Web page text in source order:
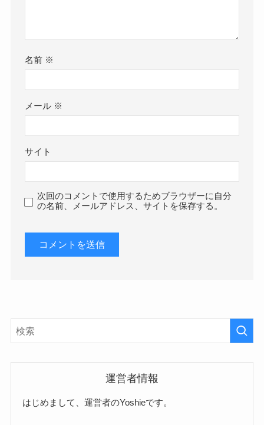
名前 ※
メール ※
サイト
次回のコメントで使用するためブラウザーに自分
の名前、メールアドレス、サイトを保存する。
運営者情報
はじめまして、運営者のYoshieです。